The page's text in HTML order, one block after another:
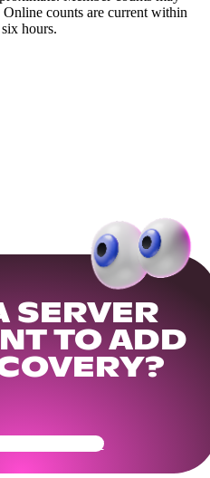
counts are current within
hours.
SERVER
TO ADD
Ready